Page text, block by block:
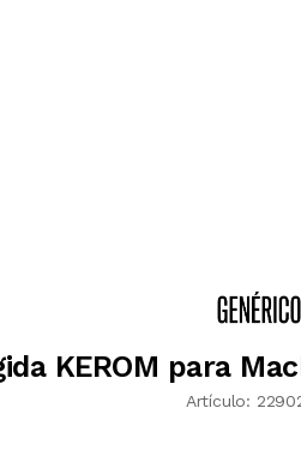
KEROM para
Artículo: